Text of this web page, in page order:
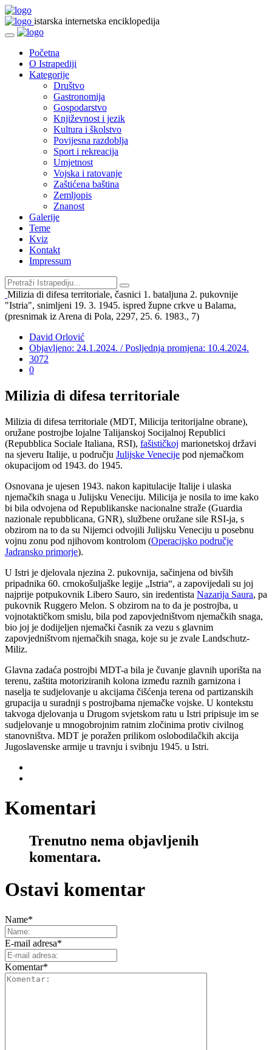
istarska internetska enciklopedija
Početna
O Istrapediji
Kategorije
Društvo
Gastronomija
Gospodarstvo
Književnost i jezik
Kultura i školstvo
Povijesna razdoblja
Sport i rekreacija
Umjetnost
Vojska i ratovanje
Zaštićena baština
Zemljopis
Znanost
Galerije
Teme
Kviz
Kontakt
Impressum
Milizia di difesa territoriale, časnici 1. bataljuna 2. pukovnije
"Istria", snimljeni 19. 3. 1945. ispred župne crkve u Balama,
(presnimak iz Arena di Pola, 2297, 25. 6. 1983., 7)
David Orlović
Objavljeno: 24.1.2024. / Posljednja promjena: 10.4.2024.
3072
0
Milizia di difesa territoriale
Milizia di difesa territoriale (MDT, Milicija teritorijalne obrane),
oružane postrojbe lojalne Talijanskoj Socijalnoj Republici
(Repubblica Sociale Italiana, RSI), fašističkoj marionetskoj državi
na sjeveru Italije, u području Julijske Venecije pod njemačkom
okupacijom od 1943. do 1945.
Osnovana je ujesen 1943. nakon kapitulacije Italije i ulaska
njemačkih snaga u Julijsku Veneciju. Milicija je nosila to ime kako
bi bila odvojena od Republikanske nacionalne straže (Guardia
nazionale repubblicana, GNR), službene oružane sile RSI-ja, s
obzirom na to da su Nijemci odvojili Julijsku Veneciju u posebnu
vojnu zonu pod njihovom kontrolom (Operacijsko područje
Jadransko primorje).
U Istri je djelovala njezina 2. pukovnija, sačinjena od bivših
pripadnika 60. crnokošuljaške legije „Istria“, a zapovijedali su joj
najprije potpukovnik Libero Sauro, sin iredentista Nazarija Saura, pa
pukovnik Ruggero Melon. S obzirom na to da je postrojba, u
vojnotaktičkom smislu, bila pod zapovjedništvom njemačkih snaga,
bio joj je dodijeljen njemački časnik za vezu s glavnim
zapovjedništvom njemačkih snaga, koje su je zvale Landschutz-
Miliz.
Glavna zadaća postrojbi MDT-a bila je čuvanje glavnih uporišta na
terenu, zaštita motoriziranih kolona između raznih garnizona i
naselja te sudjelovanje u akcijama čišćenja terena od partizanskih
grupacija u suradnji s postrojbama njemačke vojske. U kontekstu
takvoga djelovanja u Drugom svjetskom ratu u Istri pripisuje im se
sudjelovanje u mnogobrojnim ratnim zločinima protiv civilnog
stanovništva. MDT je poražen prilikom oslobodilačkih akcija
Jugoslavenske armije u travnju i svibnju 1945. u Istri.
Komentari
Trenutno nema objavljenih
komentara.
Ostavi komentar
Name*
E-mail adresa*
Komentar*